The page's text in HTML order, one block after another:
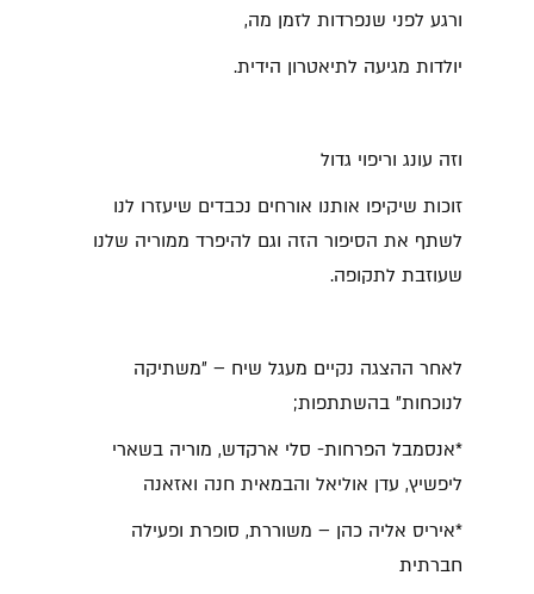
ורגע לפני שנפרדות לזמן מה,
יולדות מגיעה לתיאטרון הידית.
וזה עונג וריפוי גדול
זוכות שיקיפו אותנו אורחים נכבדים שיעזרו לנו
לשתף את הסיפור הזה וגם להיפרד ממוריה שלנו
שעוזבת לתקופה.
לאחר ההצגה נקיים מעגל שיח – ״משתיקה
לנוכחות״ בהשתתפות;
*אנסמבל הפרחות- סלי ארקדש, מוריה בשארי
ליפשיץ, עדן אוליאל והבמאית חנה ואזאנה
*איריס אליה כהן – משוררת, סופרת ופעילה
חברתית